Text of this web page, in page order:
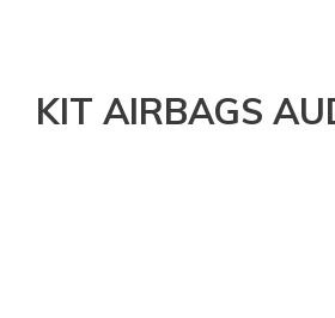
KIT AIRBAGS